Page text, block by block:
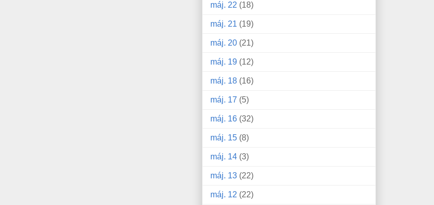
máj. 22 (18)
máj. 21 (19)
máj. 20 (21)
máj. 19 (12)
máj. 18 (16)
máj. 17 (5)
máj. 16 (32)
máj. 15 (8)
máj. 14 (3)
máj. 13 (22)
máj. 12 (22)